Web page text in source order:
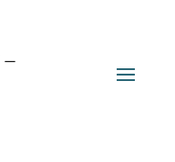
—